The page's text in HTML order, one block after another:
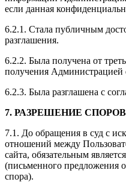
если данная
6.2.1. Стала публичным
разглашения.
6.2.2. Была получена от
получения Администрацией
6.2.3. Была разглашена с
7. РАЗРЕШЕНИЕ СПОРОВ
7.1. До обращения в суд с
отношений между
сайта, обязательным
(письменного предложения
спора).